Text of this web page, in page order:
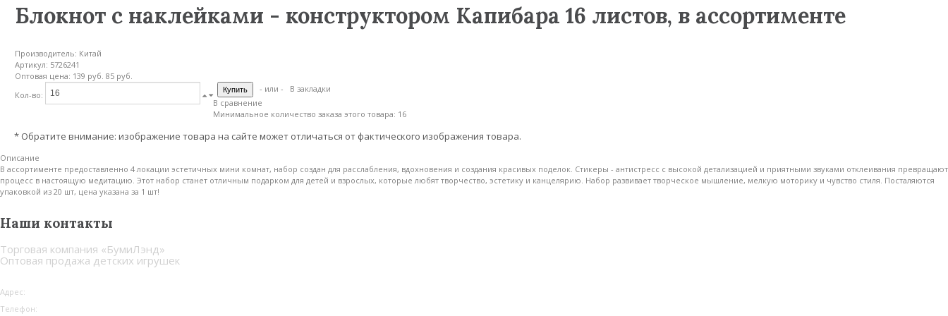
Блокнот с наклейками - конструктором Капибара 16 листов, в ассортименте
Производитель: Китай
Артикул: 5726241
Оптовая цена: 139 руб. 85 руб.
Кол-во:
- или -
В закладки
В сравнение
Минимальное количество заказа этого товара: 16
* Обратите внимание: изображение товара на сайте может отличаться от фактического изображения товара.
Описание
В ассортименте предоставленно 4 локации эстетичных мини комнат, набор создан для расслабления, вдохновения и создания красивых поделок. Стикеры - антистресс с высокой детализацией и приятными звуками отклеивания превращают
процесс в настоящую медитацию. Этот набор станет отличным подарком для детей и взрослых, которые любят творчество, эстетику и канцелярию. Набор развивает творческое мышление, мелкую моторику и чувство стиля. Посталяются
упаковкой из 20 шт, цена указана за 1 шт!
Наши контакты
Торговая компания «БумиЛэнд»
Оптовая продажа детских игрушек
Адрес:
Телефон: